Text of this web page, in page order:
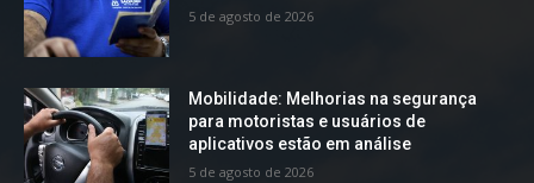
5 de agosto de 2026
Mobilidade: Melhorias na segurança
para motoristas e usuários de
aplicativos estão em análise
5 de agosto de 2026